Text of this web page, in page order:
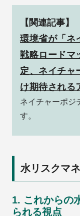
【関連記事】
環境省が「ネ
戦略ロードマ
定、ネイチャ
け期待される
ネイチャーポジ
す。
水リスクマ
1. これからの
られる視点